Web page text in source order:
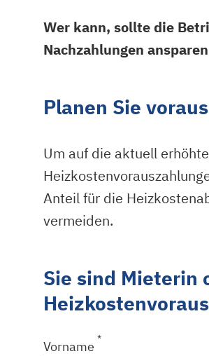
Wer kann, sollte die
Nachzahlungen
Planen Sie
Um auf die aktuell
Anteil für die
vermeiden.
Sie sind Mieterin
Vorname *